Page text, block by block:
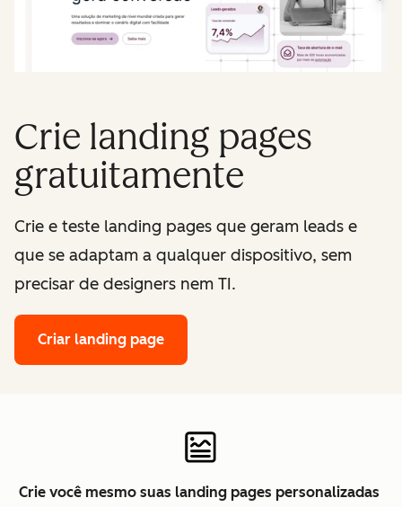
Crie landing pages
gratuitamente
Crie e teste landing pages que geram leads e
que se adaptam a qualquer dispositivo, sem
precisar de designers nem TI.
Criar landing page
Crie você mesmo suas landing pages personalizadas